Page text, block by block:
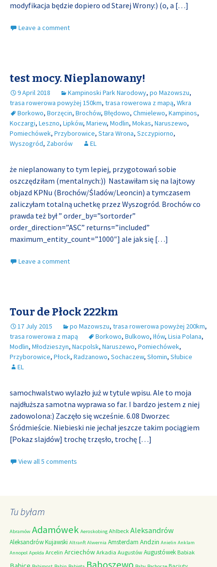
modyfikacja będzie dopiero od Starej Wrony:) (o, a […]
Leave a comment
test mocy. Nieplanowany!
9 April 2018 Kampinoski Park Narodowy, po Mazowszu,
trasa rowerowa powyżej 150km, trasa rowerowa z mapą, Wkra
Borkowo, Borzęcin, Brochów, Błędowo, Chmielewo, Kampinos,
Koczargi, Leszno, Lipków, Mariew, Modlin, Mokas, Naruszewo,
Pomiechówek, Przyborowice, Stara Wrona, Szczypiorno,
Wyszogród, Zaborów EL
że nieplanowany to tym lepiej, przygotowań sobie
oszczędziłam (mentalnych:)) Nastawiłam się na lajtowy
objazd KPNu (Brochów/Śladów/Leoncin) a tymczasem
zaliczyłam totalną uchetkę przez Wyszogród. Brochów co
prawda też był ” order_by=”sortorder”
order_direction=”ASC” returns=”included”
maximum_entity_count=”1000″] ale jak się […]
Leave a comment
Tour de Płock 222km
17 July 2015 po Mazowszu, trasa rowerowa powyżej 200km,
trasa rowerowa z mapą
Borkowo, Bulkowo, Iłów, Lisia Polana,
Modlin, Młodzieszyn, Nacpolsk, Naruszewo, Pomiechówek,
Przyborowice, Płock, Radzanowo, Sochaczew, Słomin, Słubice
EL
samochwalstwo wylazło już w tytule wpisu. Ale to moja
najdłuższa samotna wyprawa so far. I bardzo jestem z niej
zadowolona:) Zaczęło się wcześnie. 6.08 Dworzec
Śródmieście. Niebieski nie jechał jeszcze takim pociągiem
[Pokaz slajdów] trochę trzęsło, trochę […]
View all 5 comments
Tu byłam
Abramów Adamówek Aeroskobing Ahlbeck Aleksandrów
Aleksandrów Kujawski Altranft Alwernia Amsterdam Andzin Anielin Anklam
Annopol Apolda Arcelin Arciechów Arkadia Augustów Augustówek Babiak